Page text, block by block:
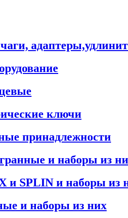
ключи
принадлежности
и наборы из
и SPLIN и наборы из
и наборы из них